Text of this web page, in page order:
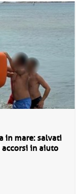
in mare: salvati
accorsi in aiuto